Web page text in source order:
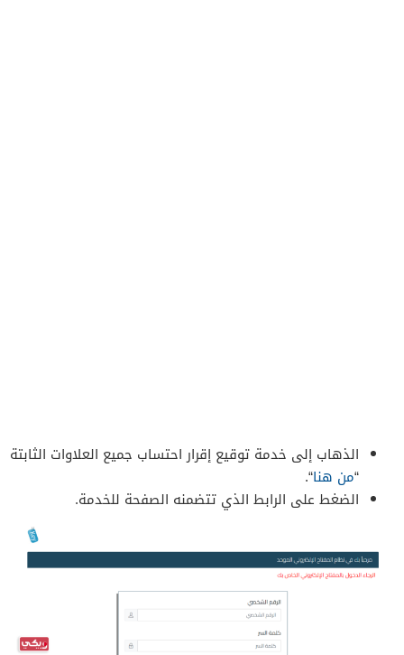
الذهاب إلى خدمة توقيع إقرار احتساب جميع العلاوات الثابتة
“من هنا“.
الضغط على الرابط الذي تتضمنه الصفحة للخدمة.